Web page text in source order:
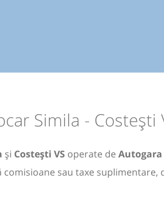
Simila - Costești
și Costești VS operate de Autogara
comisioane sau taxe suplimentare,